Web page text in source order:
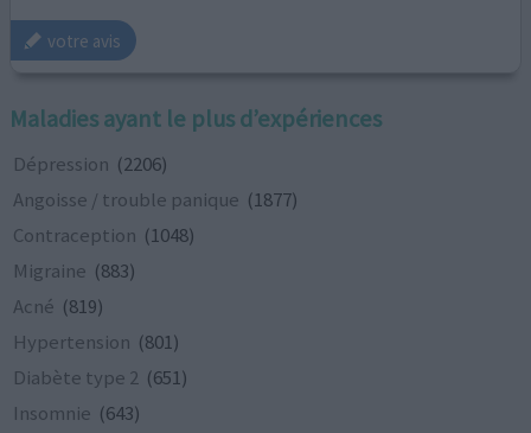
votre avis
Maladies ayant le plus d’expériences
Dépression (2206)
Angoisse / trouble panique (1877)
Contraception (1048)
Migraine (883)
Acné (819)
Hypertension (801)
Diabète type 2 (651)
Insomnie (643)